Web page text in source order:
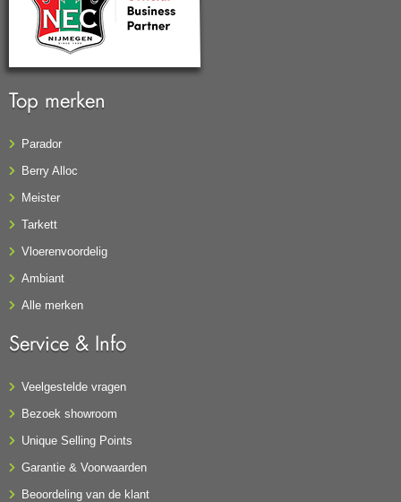
Top merken
Parador
Berry Alloc
Meister
Tarkett
Vloerenvoordelig
Ambiant
Alle merken
Service & Info
Veelgestelde vragen
Bezoek showroom
Unique Selling Points
Garantie & Voorwaarden
Beoordeling van de klant